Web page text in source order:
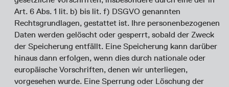
Art. 6 Abs. 1 lit. b) bis lit. f) DSGVO genannten
Rechtsgrundlagen, gestattet ist. Ihre personenbezogenen
Daten werden gelöscht oder gesperrt, sobald der Zweck
der Speicherung entfällt. Eine Speicherung kann darüber
hinaus dann erfolgen, wenn dies durch nationale oder
europäische Vorschriften, denen wir unterliegen,
vorgesehen wurde. Eine Sperrung oder Löschung der